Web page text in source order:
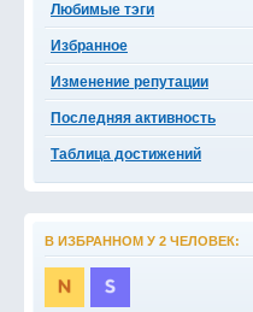
Любимые тэги
Избранное
Изменение репутации
Последняя активность
Таблица достижений
В ИЗБРАННОМ У 2 ЧЕЛОВЕК: